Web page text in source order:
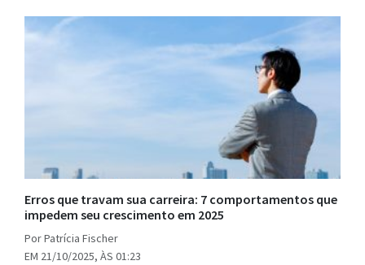
Erros que travam sua carreira: 7 comportamentos que
impedem seu crescimento em 2025
Por Patrícia Fischer
EM 21/10/2025, ÀS 01:23